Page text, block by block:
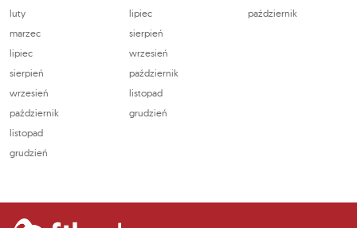
luty
marzec
lipiec
sierpień
wrzesień
październik
listopad
grudzień
lipiec
sierpień
wrzesień
październik
listopad
grudzień
październik